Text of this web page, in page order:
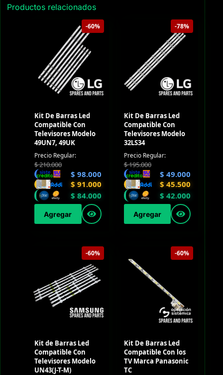
Productos relacionados
-60%
Kit De Barras Led
Compatible Con
Televisores Modelo
49UN7, 49UK
Precio Regular:
$210.000
$ 98.000
$ 91.000
$ 84.000
Agregar
-78%
Kit De Barras Led
Compatible Con
Televisores Modelo
32LS34
Precio Regular:
$195.000
$ 49.000
$ 45.500
$ 42.000
Agregar
-60%
Kit de Barras Led
Compatible Con
Televisores Modelo
UN43(J-T-M)
-60%
Kit De Barras Led
Compatible Con los
TV Marca Panasonic
TC